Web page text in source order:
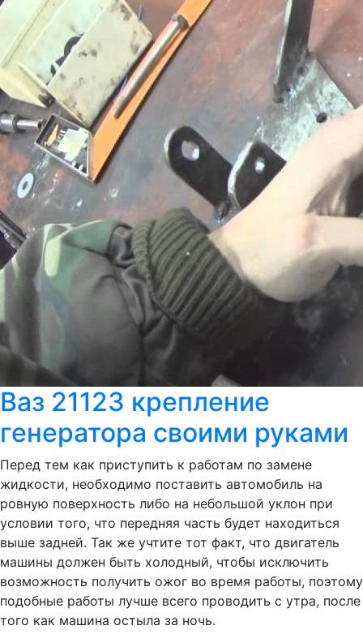
Ваз 21123 крепление
генератора своими руками
Перед тем как приступить к работам по замене
жидкости, необходимо поставить автомобиль на
ровную поверхность либо на небольшой уклон при
условии того, что передняя часть будет находиться
выше задней. Так же учтите тот факт, что двигатель
машины должен быть холодный, чтобы исключить
возможность получить ожог во время работы, поэтому
подобные работы лучше всего проводить с утра, после
того как машина остыла за ночь.